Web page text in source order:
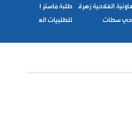
الفلاحية زهرة
سطات
طلبة ماستر التدبير الإداري
للطلبيات العمومية بقومون